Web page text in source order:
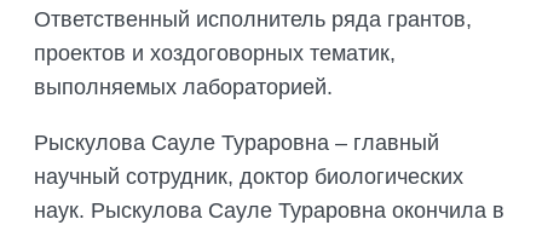
Ответственный исполнитель ряда грантов,
проектов и хоздоговорных тематик,
выполняемых лабораторией.
Рыскулова Сауле Тураровна – главный
научный сотрудник, доктор биологических
наук. Рыскулова Сауле Тураровна окончила в